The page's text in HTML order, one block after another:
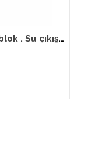
Demirdöküm neva 3 yollu grup blok . Su çıkış grubu . Ntc delik yeri açık